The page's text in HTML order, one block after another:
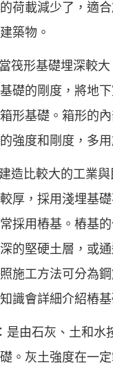
荷載減少了，適
築物。
筏形基礎埋深較
礎的剛度，將地
形基礎。箱形的
強度和剛度，多用
造比較大的工業
厚，採用淺埋基
採用樁基。樁基
的堅硬土層，或
施工方法可分為
識會詳細介紹樁基
是由石灰、土和水
。灰土強度在一